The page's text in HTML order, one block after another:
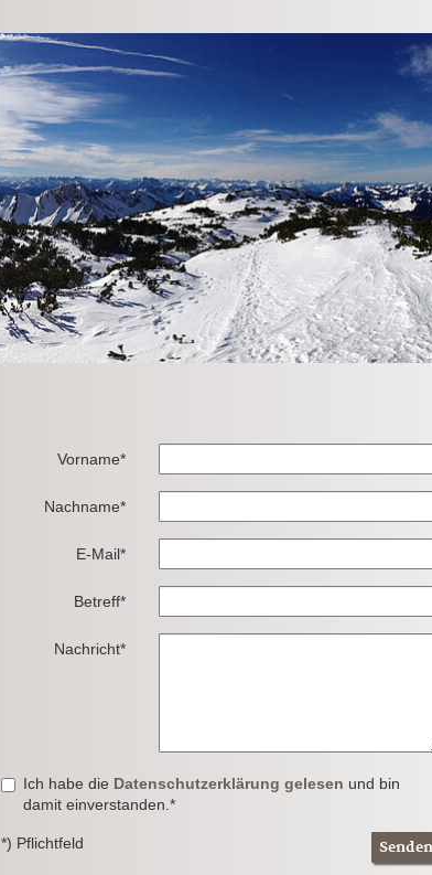
Vorname*
Nachname*
E-Mail*
Betreff*
Nachricht*
Ich habe die Datenschutzerklärung gelesen und bin
damit einverstanden.*
*) Pflichtfeld Senden